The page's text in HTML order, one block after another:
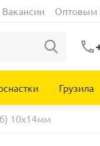
Вакансии Оптовым
Грузила
10х14мм